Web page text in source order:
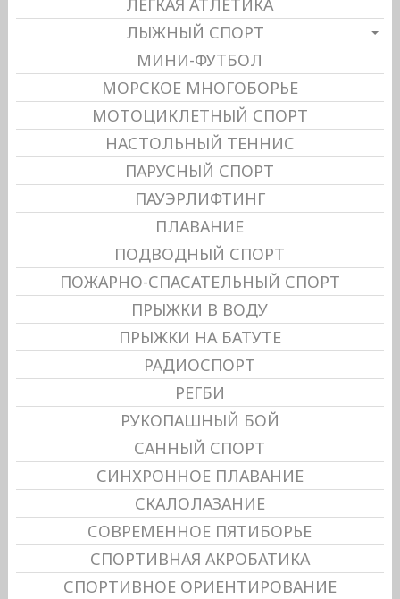
ЛЕГКАЯ АТЛЕТИКА
ЛЫЖНЫЙ СПОРТ
МИНИ-ФУТБОЛ
МОРСКОЕ МНОГОБОРЬЕ
МОТОЦИКЛЕТНЫЙ СПОРТ
НАСТОЛЬНЫЙ ТЕННИС
ПАРУСНЫЙ СПОРТ
ПАУЭРЛИФТИНГ
ПЛАВАНИЕ
ПОДВОДНЫЙ СПОРТ
ПОЖАРНО-СПАСАТЕЛЬНЫЙ СПОРТ
ПРЫЖКИ В ВОДУ
ПРЫЖКИ НА БАТУТЕ
РАДИОСПОРТ
РЕГБИ
РУКОПАШНЫЙ БОЙ
САННЫЙ СПОРТ
СИНХРОННОЕ ПЛАВАНИЕ
СКАЛОЛАЗАНИЕ
СОВРЕМЕННОЕ ПЯТИБОРЬЕ
СПОРТИВНАЯ АКРОБАТИКА
СПОРТИВНОЕ ОРИЕНТИРОВАНИЕ